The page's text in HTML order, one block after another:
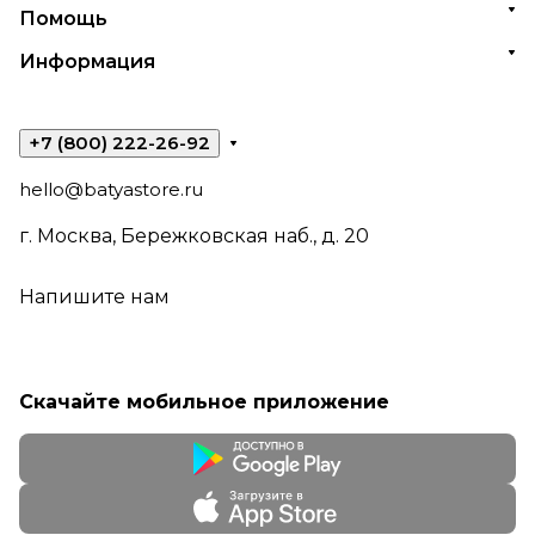
Помощь
Информация
+7 (800) 222-26-92
hello@batyastore.ru
г. Москва, Бережковская наб., д. 20
Напишите нам
Скачайте мобильное приложение